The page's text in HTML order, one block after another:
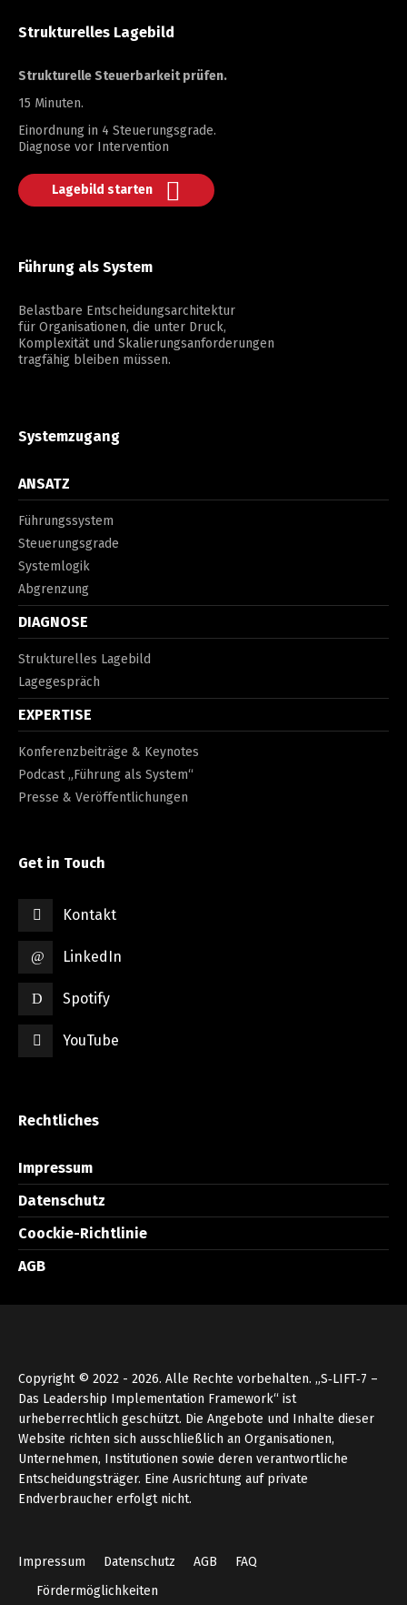
Strukturelles Lagebild
Strukturelle Steuerbarkeit prüfen.
15 Minuten.
Einordnung in 4 Steuerungsgrade.
Diagnose vor Intervention
Lagebild starten
Führung als System
Belastbare Entscheidungsarchitektur
für Organisationen, die unter Druck,
Komplexität und Skalierungsanforderungen
tragfähig bleiben müssen.
Systemzugang
ANSATZ
Führungssystem
Steuerungsgrade
Systemlogik
Abgrenzung
DIAGNOSE
Strukturelles Lagebild
Lagegespräch
EXPERTISE
Konferenzbeiträge & Keynotes
Podcast „Führung als System“
Presse & Veröffentlichungen
Get in Touch
Kontakt
LinkedIn
Spotify
YouTube
Rechtliches
Impressum
Datenschutz
Coockie-Richtlinie
AGB
Copyright © 2022 - 2026. Alle Rechte vorbehalten. „S‑LIFT‑7 –
Das Leadership Implementation Framework“ ist
urheberrechtlich geschützt. Die Angebote und Inhalte dieser
Website richten sich ausschließlich an Organisationen,
Unternehmen, Institutionen sowie deren verantwortliche
Entscheidungsträger. Eine Ausrichtung auf private
Endverbraucher erfolgt nicht.
Impressum Datenschutz AGB
FAQ
Fördermöglichkeiten